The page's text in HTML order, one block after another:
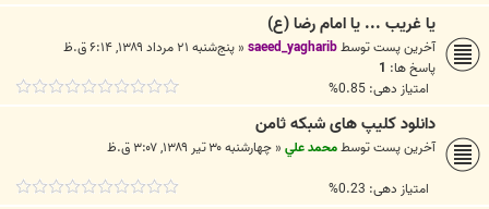
یا غریب ... یا امام رضا (ع)
آخرین پست توسطsaeed_yagharib
« پنج‌شنبه ۲۱ مرداد ۱۳۸۹, ۶:۱۴ ق.ظ
پاسخ ها: 1
امتیاز دهی: 0.85%
دانلود کلیپ های شبکه ثامن
آخرین پست توسطمحمد علي« چهارشنبه ۳۰ تیر ۱۳۸۹, ۳:۰۷ ق.ظ
امتیاز دهی: 0.23%